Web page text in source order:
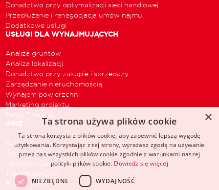
Doradztwo przy optymalizacji sieci handlowej
Przedłużenie i renegocjacja umów najmu
Dodatkowe usługi
USŁUGI DLA WYNAJMUJĄCYCH
Analiza gruntów
Analiza lokalizacji
Doradztwo przy zakupie i sprzedaży
Zarządzanie nieruchomością
Wynajem powierzchni
Marketing projektu
Retail Therapy
INNE
Kontakt
Raporty C&W
Poradniki C&W
Transakcje C&W
Eventy C&W
×
Ta strona używa plików cookie
Ta strona korzysta z plików cookie, aby zapewnić lepszą wygodę
użytkowania. Korzystając z tej strony, wyrażasz zgodę na używanie
przez nas wszystkich plików cookie zgodnie z warunkami naszej
polityki plików cookie. Dowiedz się więcej
NIEZBĘDNE WYDAJNOŚĆ